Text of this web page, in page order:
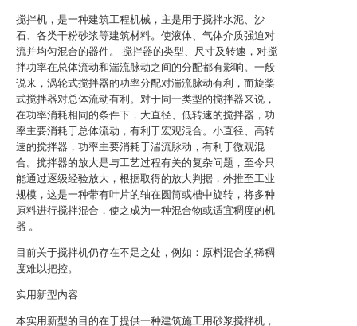
搅拌机，是一种建筑工程机械，主是用于搅拌水泥、沙
石、各类干粉砂浆等建筑材料。使液体、气体介质强迫对
流并均匀混合的器件。 搅拌器的类型、尺寸及转速，对搅
拌功率在总体流动和湍流脉动之间的分配都有影响。一般
说来，涡轮式搅拌器的功率分配对湍流脉动有利，而旋桨
式搅拌器对总体流动有利。对于同一类型的搅拌器来说，
在功率消耗相同的条件下，大直径、低转速的搅拌器，功
率主要消耗于总体流动，有利于宏观混合。小直径、高转
速的搅拌器，功率主要消耗于湍流脉动，有利于微观混
合。搅拌器的放大是与工艺过程有关的复杂问题，至今只
能通过逐级经验放大，根据取得的放大判据，外推至工业
规模，这是一种带有叶片的轴在圆筒或槽中旋转，将多种
原料进行搅拌混合，使之成为一种混合物或适宜稠度的机
器 。
目前关于搅拌机仍存在不足之处，例如：原料混合的稀稠
度难以把控。
实用新型内容
本实用新型的目的在于提供一种建筑施工用砂浆搅拌机，